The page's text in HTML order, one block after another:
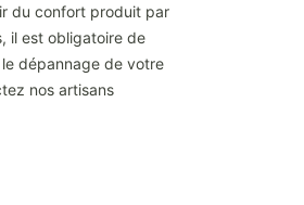
du confort produit par
il est obligatoire de
dépannage de votre
nos artisans